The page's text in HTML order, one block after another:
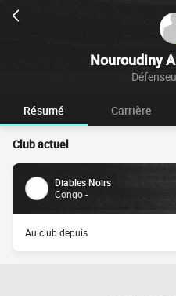
Nouroudiny
Résumé Carrière
Club actuel
Diables Noirs
Congo -
Au club depuis